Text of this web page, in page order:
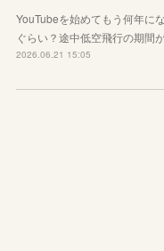
YouTubeを始めてもう何年に
ぐらい？途中低空飛行の期間
2026.06.21 15:05